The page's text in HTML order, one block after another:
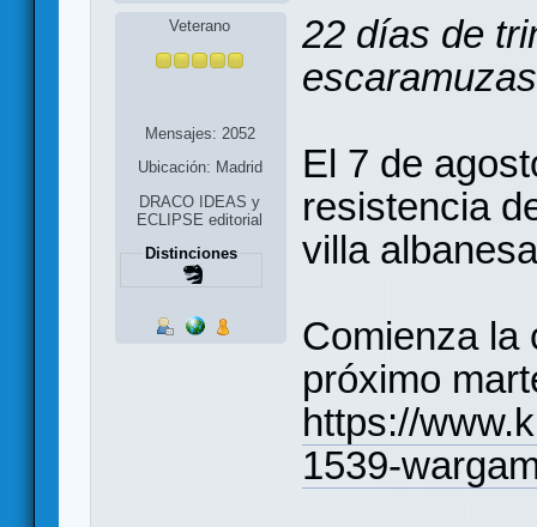
Veterano
Mensajes: 2052
Ubicación: Madrid
DRACO IDEAS y
ECLIPSE editorial
Distinciones
22 días de
El 7 de
resistencia
villa
Comienza la
próximo
https://
1539-